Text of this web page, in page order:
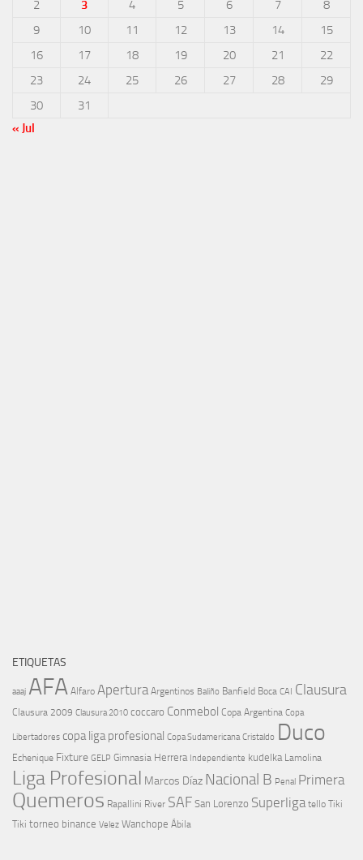
2
3 4 5 6 7
8
9
10 11 12 13 14
15
16
17 18 19 20 21
22
23
24 25 26 27 28
29
30
31
« Jul
ETIQUETAS
aaaj AFA Alfaro Apertura Argentinos Baliño Banfield Boca CAI Clausura
Clausura 2009 Clausura 2010 coccaro Conmebol Copa Argentina Copa
Libertadores copa liga profesional Copa Sudamericana Cristaldo Duco
Echenique Fixture GELP Gimnasia Herrera Independiente kudelka Lamolina
Liga Profesional Marcos Díaz Nacional B Penal Primera
Quemeros Rapallini River SAF San Lorenzo Superliga tello Tiki
Tiki torneo binance Velez Wanchope Ábila